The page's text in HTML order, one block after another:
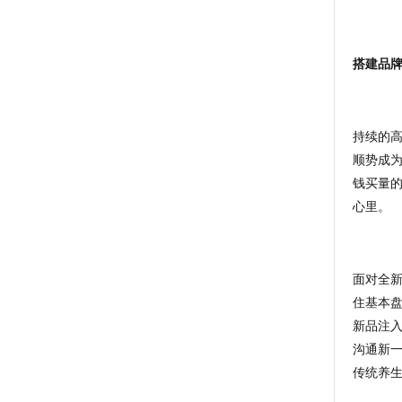
搭建品
持续的
顺势成
钱买量
心里。
面对全
住基本
新品注
沟通新
传统养